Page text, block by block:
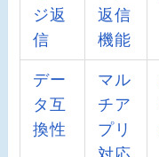
ジ返
信
返信
機能
デー
タ互
換性
マル
チア
プリ